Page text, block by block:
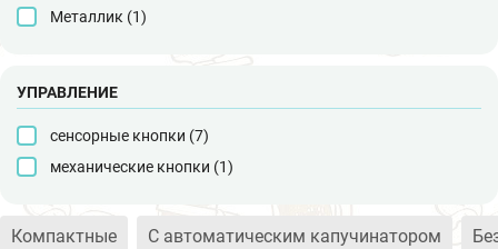
Металлик (1)
УПРАВЛЕНИЕ
сенсорные кнопки (7)
механические кнопки (1)
Компактные С автоматическим капучинатором